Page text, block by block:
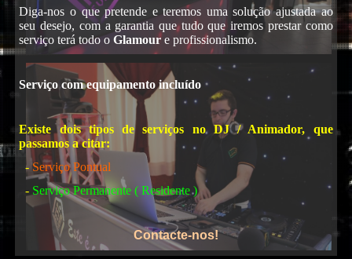
Karaoke
Diga-nos o que pretende e teremos uma solução ajustada ao
seu desejo, com a garantia que tudo que iremos prestar como
serviço terá todo oGlamoure profissionalismo.
Serviço com equipamento incluído
Existe dois tipos de serviços no DJ / Animador, que
passamos a citar:
- Serviço Pontual
- Serviço Permanente ( Residente )
Contacte-nos!